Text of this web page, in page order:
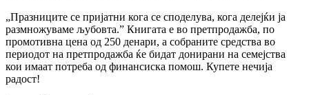
„Празниците се пријатни кога се споделува, кога делејќи ја
размножуваме љубовта.” Книгата е во претпродажба, по
промотивна цена од 250 денари, а собраните средства во
периодот на претпродажба ќе бидат донирани на семејства
кои имаат потреба од финансиска помош. Купете нечија
радост!